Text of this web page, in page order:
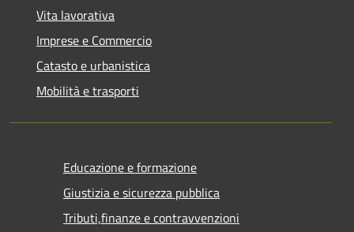
Vita lavorativa
Imprese e Commercio
Catasto e urbanistica
Mobilità e trasporti
Educazione e formazione
Giustizia e sicurezza pubblica
Tributi,finanze e contravvenzioni